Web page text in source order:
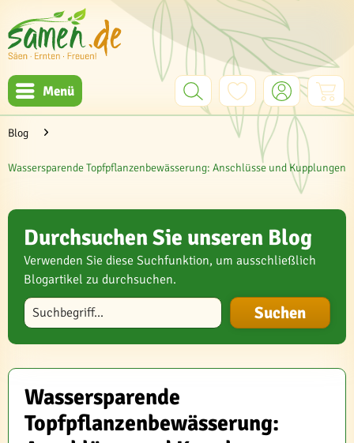
Menü
Blog
Wassersparende Topfpflanzenbewässerung: Anschlüsse und Kupplungen
Durchsuchen Sie unseren Blog
Verwenden Sie diese Suchfunktion, um ausschließlich
Blogartikel zu durchsuchen.
Blog durchsuchen
Wassersparende
Topfpflanzenbewässerung: